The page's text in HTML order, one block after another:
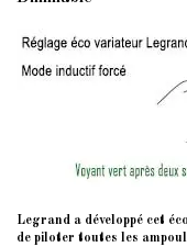
Legrand a développé cet
de piloter toutes les